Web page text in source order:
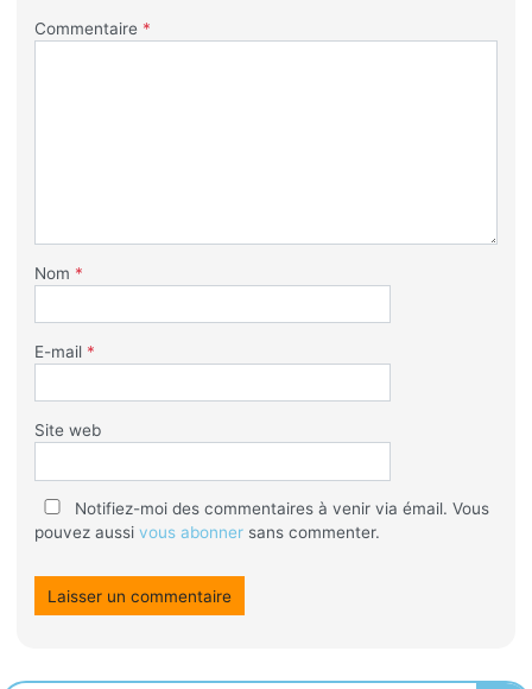
Commentaire *
Nom *
E-mail *
Site web
Notifiez-moi des commentaires à venir via émail. Vous
pouvez aussi vous abonnersans commenter.